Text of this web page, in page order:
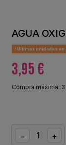
AGUA
Últimas unidades en
3,95 €
Compra máxima: 3